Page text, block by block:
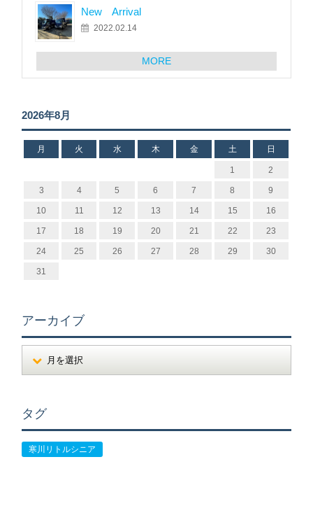
New Arrival
2022.02.14
MORE
2026年8月
月 火 水 木 金 土 日
1 2
3 4 5 6 7 8 9
10 11 12 13 14 15 16
17 18 19 20 21 22 23
24 25 26 27 28 29 30
31
アーカイブ
タグ
寒川リトルシニア